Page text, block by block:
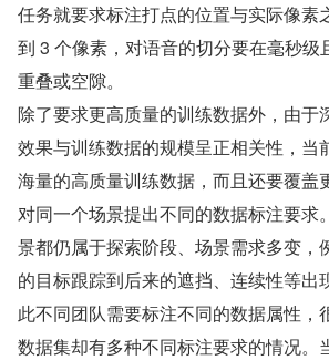
任务就要求标注打点的位置与实际像素
到 3 个像素，对语音的切分要在毫秒级
重叠或空隙。
除了要求更高质量的训练数据外，由于
效果与训练数据的规模呈正相关性，当
海量的高质量训练数据，而且还要覆盖
对同一个场景提出不同的数据标注要求
景都仍属于探索阶段、场景需求多变，
的目标跟踪到后来的遮挡、连续性等出
此不同团队需要标注不同的数据属性，
数据集却有多种不同标注要求的情况。